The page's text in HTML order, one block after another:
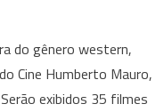
do gênero western,
Cine Humberto Mauro,
exibidos 35 filmes